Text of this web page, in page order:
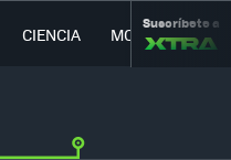
CIENCIA MOVILIDAD
Suscríbete a